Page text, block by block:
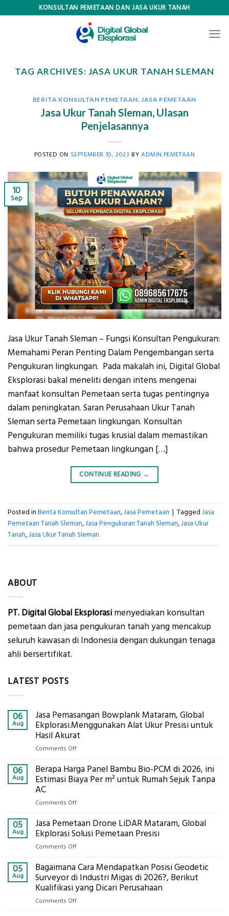
KONSULTAN PEMETAAN DAN JASA UKUR TANAH
TAG ARCHIVES: JASA UKUR TANAH SLEMAN
BERITA KONSULTAN PEMETAAN JASA PEMETAAN
Jasa Ukur Tanah Sleman, Ulasan
Penjelasannya
POSTED ON SEPTEMBER 10, 2023 BY ADMIN.PEMETAAN
10
Sep
Jasa Ukur Tanah Sleman – Fungsi Konsultan Pengukuran:
Memahami Peran Penting Dalam Pengembangan serta
Pengukuran lingkungan. Pada makalah ini, Digital Global
Eksplorasi bakal meneliti dengan intens mengenai
manfaat konsultan Pemetaan serta tugas pentingnya
dalam peningkatan. Saran Perusahaan Ukur Tanah
Sleman serta Pemetaan lingkungan. Konsultan
Pengukuran memiliki tugas krusial dalam memastikan
bahwa prosedur Pemetaan lingkungan […]
CONTINUE READING →
Posted in Berita Konsultan Pemetaan,Jasa Pemetaan | Tagged Jasa
Pemetaan Tanah Sleman,Jasa Pengukuran Tanah Sleman,Jasa Ukur
Tanah,Jasa Ukur Tanah Sleman
ABOUT
PT. Digital Global Eksplorasi menyediakan konsultan
pemetaan dan jasa pengukuran tanah yang mencakup
seluruh kawasan di Indonesia dengan dukungan tenaga
ahli bersertifikat.
LATEST POSTS
06
Aug
Jasa Pemasangan Bowplank Mataram, Global
Ekplorasi.Menggunakan Alat Ukur Presisi untuk
Hasil Akurat
Comments Offon
Pemasangan
Bowplank
Ukur
Presisi
untuk
Akurat
06
Aug
Berapa Harga Panel Bambu Bio-PCM di 2026, ini
Estimasi Biaya Per m² untuk Rumah Sejuk Tanpa
AC
Comments Offon
Harga
Panel
di
2026,
ini
Estimasi
05
Aug
Jasa Pemetaan Drone LiDAR Mataram, Global
Ekplorasi Solusi Pemetaan Presisi
Comments Offon
Pemetaan
Drone
LiDAR
Mataram,
05
Aug
Bagaimana Cara Mendapatkan Posisi Geodetic
Surveyor di Industri Migas di 2026?, Berikut
Kualifikasi yang Dicari Perusahaan
Comments Offon